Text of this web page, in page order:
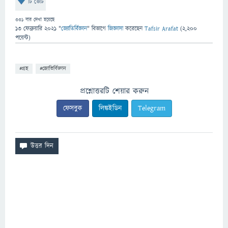
টি ভোট
331 বার দেখা হয়েছে
13 ফেব্রুয়ারি 2021 "জ্যোতির্বিজ্ঞান" বিভাগে জিজ্ঞাসাকরেছেনTafsir Arafat (2,200
পয়েন্ট)
#গ্রহ #জোতির্বিজ্ঞান
প্রশ্নোত্তরটি শেয়ার করুন
ফেসবুক লিঙ্কইডিন Telegram